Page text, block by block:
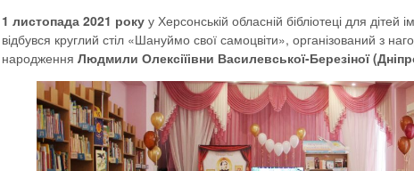
1 листопада 2021 року у Херсонській обласній бібліотеці для дітей
відбувся круглий стіл «Шануймо свої самоцвіти», організований з
народження Людмили Олексіїівни Василевської-Березіної